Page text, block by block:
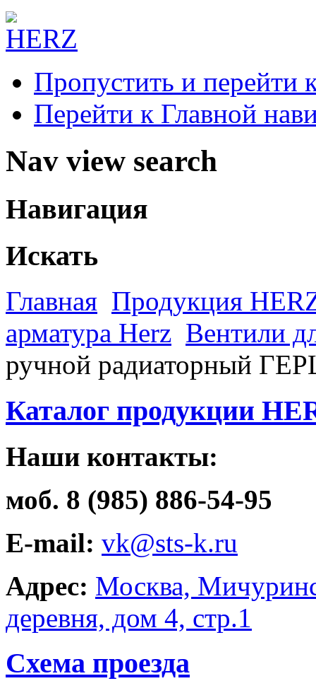
Пропустить и перейти
Перейти к Главной
Nav view search
Навигация
Искать
Главная Продукция
арматура Herz Вентили
ручной радиаторный
Каталог продукции
Наши контакты:
моб. 8 (985) 886-54-95
E-mail: vk@sts-k.ru
Адрес: Москва,
деревня, дом 4, стр.1
Схема проезда